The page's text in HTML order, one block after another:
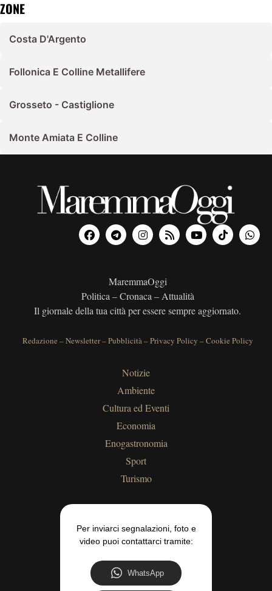
ZONE
Costa D'Argento
Follonica E Colline Metallifere
Grosseto - Castiglione
Monte Amiata E Colline
MaremmaOggi
Politica – Cronaca – Attualità
Il giornale della tua città per essere sempre aggiornato.
Redazione –Newsletter–Pubblicità–Privacy Policy –Cookie Policy
Notizie
Ambiente
Cultura ed Eventi
Economia
Enogastronomia
Sport
Turismo
Per inviarci segnalazioni, foto e
video puoi contattarci tramite:
WhatsApp